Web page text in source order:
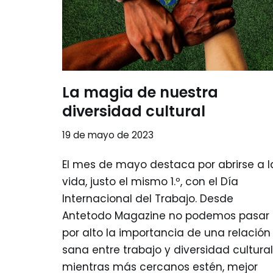
La magia de nuestra
diversidad cultural
19 de mayo de 2023
El mes de mayo destaca por abrirse a
vida, justo el mismo 1.º, con el Día
Internacional del Trabajo. Desde
Antetodo Magazine no podemos pasar
por alto la importancia de una relación
sana entre trabajo y diversidad
mientras más cercanos estén, mejor